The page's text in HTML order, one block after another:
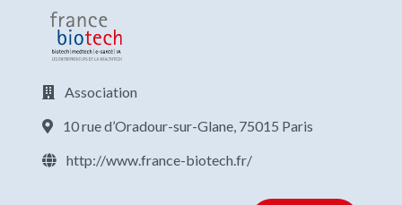
Association
10 rue d’Oradour-sur-Glane, 75015 Paris
http://www.france-biotech.fr/